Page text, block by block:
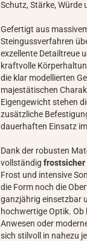
Schutz, Stärke, Würde
Gefertigt aus
Steingussverfahren
exzellente Detailtreue
kraftvolle
die klar modellierten
majestätischen
Eigengewicht stehen
zusätzliche
dauerhaften Einsatz
Dank der robusten
vollständigfrostsicher
Frost und intensive
die Form noch die
ganzjährig einsetzbar
hochwertige Optik.
Anwesen oder
sich stilvoll in nahezu